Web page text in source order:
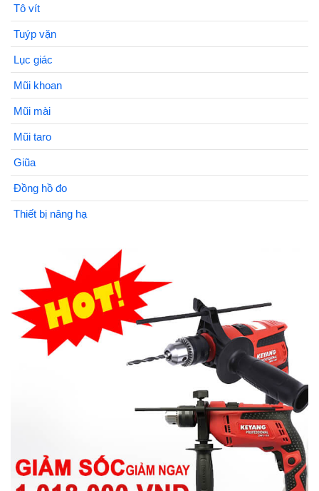
Tô vít
Tuýp vặn
Lục giác
Mũi khoan
Mũi mài
Mũi taro
Giũa
Đồng hồ đo
Thiết bị nâng hạ